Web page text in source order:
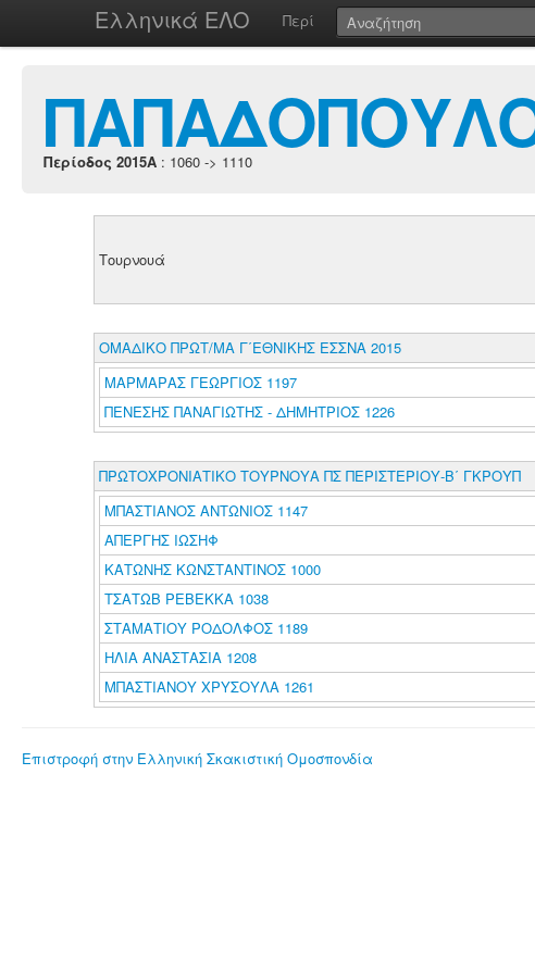
Ελληνικά ΕΛΟ Περί
Περίοδος 2015A : 1060 -> 1110
Τουρνουά
ΟΜΑΔΙΚΟ ΠΡΩΤ/ΜΑ Γ΄ΕΘΝΙΚΗΣ ΕΣΣΝΑ 2015
ΜΑΡΜΑΡΑΣ ΓΕΩΡΓΙΟΣ 1197
ΠΕΝΕΣΗΣ ΠΑΝΑΓΙΩΤΗΣ - ΔΗΜΗΤΡΙΟΣ 1226
ΠΡΩΤΟΧΡΟΝΙΑΤΙΚΟ ΤΟΥΡΝΟΥΑ ΠΣ ΠΕΡΙΣΤΕΡΙΟΥ-Β΄ ΓΚΡΟΥΠ
ΜΠΑΣΤΙΑΝΟΣ ΑΝΤΩΝΙΟΣ 1147
ΑΠΕΡΓΗΣ ΙΩΣΗΦ
ΚΑΤΩΝΗΣ ΚΩΝΣΤΑΝΤΙΝΟΣ 1000
ΤΣΑΤΩΒ ΡΕΒΕΚΚΑ 1038
ΣΤΑΜΑΤΙΟΥ ΡΟΔΟΛΦΟΣ 1189
ΗΛΙΑ ΑΝΑΣΤΑΣΙΑ 1208
ΜΠΑΣΤΙΑΝΟΥ ΧΡΥΣΟΥΛΑ 1261
Επιστροφή στην Ελληνική Σκακιστική Ομοσπονδία